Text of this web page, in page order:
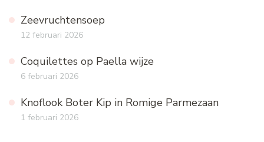
Zeevruchtensoep
12 februari 2026
Coquilettes op Paella wijze
6 februari 2026
Knoflook Boter Kip in Romige Parmezaan
1 februari 2026